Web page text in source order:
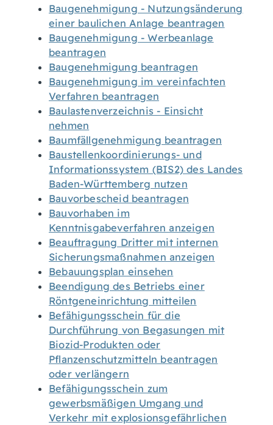
Baugenehmigung - Nutzungsänderung
einer baulichen Anlage beantragen
Baugenehmigung - Werbeanlage
beantragen
Baugenehmigung beantragen
Baugenehmigung im vereinfachten
Verfahren beantragen
Baulastenverzeichnis - Einsicht
nehmen
Baumfällgenehmigung beantragen
Baustellenkoordinierungs- und
Informationssystem (BIS2) des Landes
Baden-Württemberg nutzen
Bauvorbescheid beantragen
Bauvorhaben im
Kenntnisgabeverfahren anzeigen
Beauftragung Dritter mit internen
Sicherungsmaßnahmen anzeigen
Bebauungsplan einsehen
Beendigung des Betriebs einer
Röntgeneinrichtung mitteilen
Befähigungsschein für die
Durchführung von Begasungen mit
Biozid-Produkten oder
Pflanzenschutzmitteln beantragen
oder verlängern
Befähigungsschein zum
gewerbsmäßigen Umgang und
Verkehr mit explosionsgefährlichen